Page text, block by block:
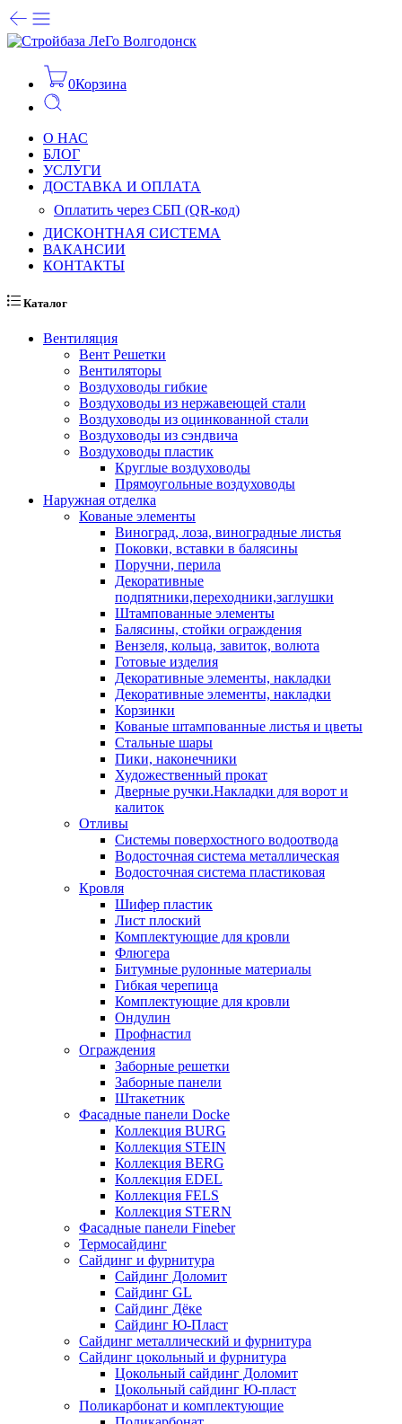
0Корзина
О НАС
БЛОГ
УСЛУГИ
ДОСТАВКА И ОПЛАТА
Оплатить через СБП (QR-код)
ДИСКОНТНАЯ СИСТЕМА
ВАКАНСИИ
КОНТАКТЫ
Каталог
Вентиляция
Вент Решетки
Вентиляторы
Воздуховоды гибкие
Воздуховоды из нержавеющей стали
Воздуховоды из оцинкованной стали
Воздуховоды из сэндвича
Воздуховоды пластик
Круглые воздуховоды
Прямоугольные воздуховоды
Наружная отделка
Кованые элементы
Виноград, лоза, виноградные листья
Поковки, вставки в балясины
Поручни, перила
Декоративные
подпятники,переходники,заглушки
Штампованные элементы
Балясины, стойки ограждения
Вензеля, кольца, завиток, волюта
Готовые изделия
Декоративные элементы, накладки
Декоративные элементы, накладки
Корзинки
Кованые штампованные листья и цветы
Стальные шары
Пики, наконечники
Художественный прокат
Дверные ручки.Накладки для ворот и
калиток
Отливы
Системы поверхостного водоотвода
Водосточная система металлическая
Водосточная система пластиковая
Кровля
Шифер пластик
Лист плоский
Комплектующие для кровли
Флюгера
Битумные рулонные материалы
Гибкая черепица
Комплектующие для кровли
Ондулин
Профнастил
Ограждения
Заборные решетки
Заборные панели
Штакетник
Фасадные панели Docke
Коллекция BURG
Коллекция STEIN
Коллекция BERG
Коллекция EDEL
Коллекция FELS
Коллекция STERN
Фасадные панели Fineber
Термосайдинг
Сайдинг и фурнитура
Сайдинг Доломит
Сайдинг GL
Сайдинг Дёке
Сайдинг Ю-Пласт
Сайдинг металлический и фурнитура
Сайдинг цокольный и фурнитура
Цокольный сайдинг Доломит
Цокольный сайдинг Ю-пласт
Поликарбонат и комплектующие